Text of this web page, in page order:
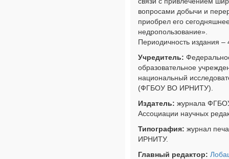
вопросами добычи и
приобрел его
недропользование».
Периодичность издания –
Учредитель:
образовательное
национальный
(ФГБОУ ВО ИРНИТУ).
Издатель: журнала
Ассоциации научных
Типография: журнал
ИРНИТУ.
Главный редактор: